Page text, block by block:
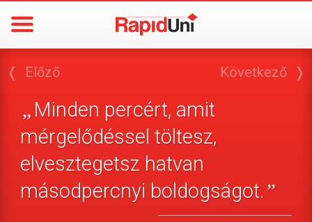
❬ Előző
„ Minden percért, amit
mérgelődéssel töltesz,
elvesztegetsz hatvan
másodpercnyi boldogságot.”
Következő ❭